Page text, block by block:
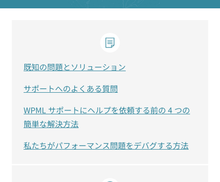
ッ
既知の問題とソリューション
サポートへのよくある質問
WPML サポートにヘルプを依頼する前の 4 つの
簡単な解決方法
私たちがパフォーマンス問題をデバグする方法